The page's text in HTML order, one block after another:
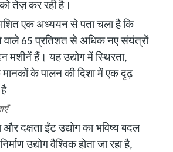
तेज़ कर रही है।
एक अध्ययन से पता चला है कि
वाले 65 प्रतिशत से अधिक नए संयंत्रों
मशीनें हैं। यह उद्योग में स्थिरता,
मानकों के पालन की दिशा में एक दृढ़
है
दक्षता ईंट उद्योग का भविष्य बदल
उद्योग वैश्विक होता जा रहा है,